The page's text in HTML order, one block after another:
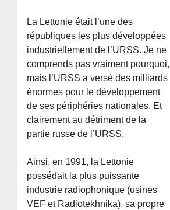
La Lettonie était l’une des
républiques les plus développées
industriellement de l’URSS. Je ne
comprends pas vraiment pourquoi,
mais l’URSS a versé des milliards
énormes pour le développement
de ses périphéries nationales. Et
clairement au détriment de la
partie russe de l’URSS.
Ainsi, en 1991, la Lettonie
possédait la plus puissante
industrie radiophonique (usines
VEF et Radiotekhnika), sa propre